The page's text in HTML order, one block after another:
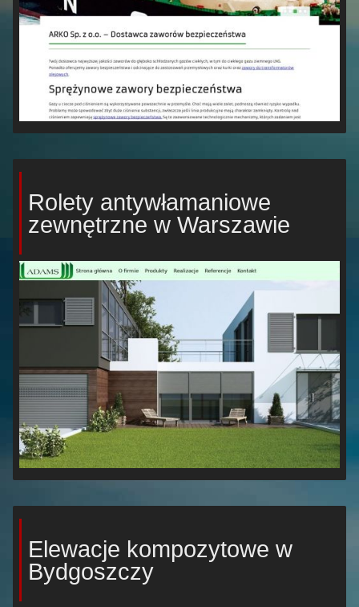
Rolety antywłamaniowe
zewnętrzne w Warszawie
Elewacje kompozytowe w
Bydgoszczy